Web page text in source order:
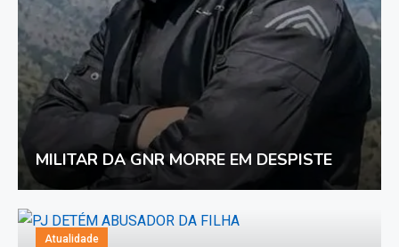
MILITAR DA GNR MORRE EM DESPISTE
Atualidade